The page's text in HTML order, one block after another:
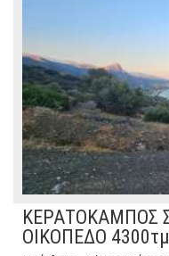
ΚΕΡΑΤΟΚΑΜΠΟΣ
ΟΙΚΟΠΕΔΟ